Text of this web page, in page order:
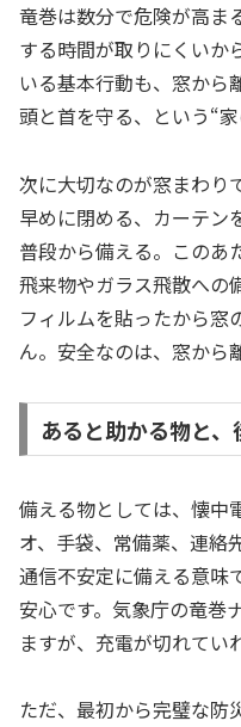
竜巻は数分で危険が高ま
する時間が取りにくいか
いる基本行動も、窓から
頭と首を守る、という“
次に大切なのが窓まわり
早めに閉める、カーテン
普段から備える。このあ
飛来物やガラス飛散への
フィルムを貼ったから窓
ん。安全なのは、窓から
あると助かる物と
備える物としては、懐中
オ、手袋、常備薬、連絡
通信不安定に備える意味
安心です。気象庁の竜巻
ますが、充電が切れてい
ただ、最初から完璧な防